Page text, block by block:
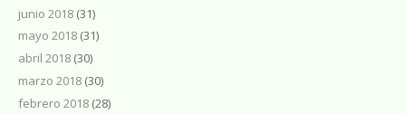
junio 2018 (31)
mayo 2018 (31)
abril 2018 (30)
marzo 2018 (30)
febrero 2018 (28)